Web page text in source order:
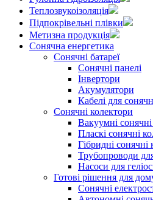
Теплозвукоізоляція
Підпокрівельні плівки
Метизна продукція
Сонячна енергетика
Сонячні батареї
Сонячні панелі
Інвертори
Акумулятори
Кабелі для
Сонячні колектори
Вакуумні
Пласкі сонячні
Гібридні сонячні
Трубопроводи
Насоси для
Готові рішення для
Сонячні